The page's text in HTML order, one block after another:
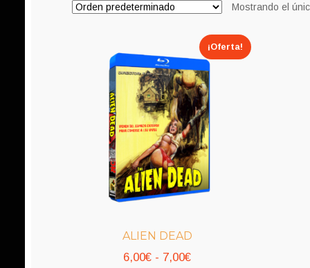
Mostrando el
ALIEN DEAD
¡Oferta!
6,00€ - 7,00€Rango